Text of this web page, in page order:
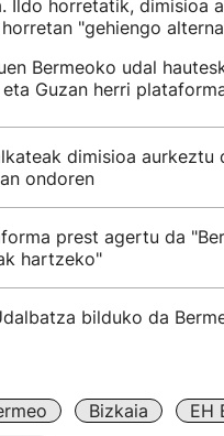
Ildo horretatik, dimisioa
"gehiengo
Bermeoko udal
Guzan herri
dimisioa
ondoren
prest agertu da
hartzeko"
bilduko da
Bizkaia EH